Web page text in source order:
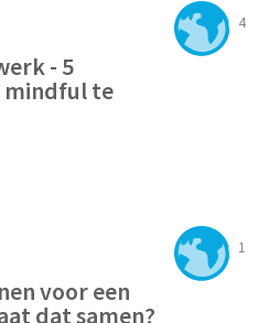
4
- 5
mindful te
1
voor een
dat samen?